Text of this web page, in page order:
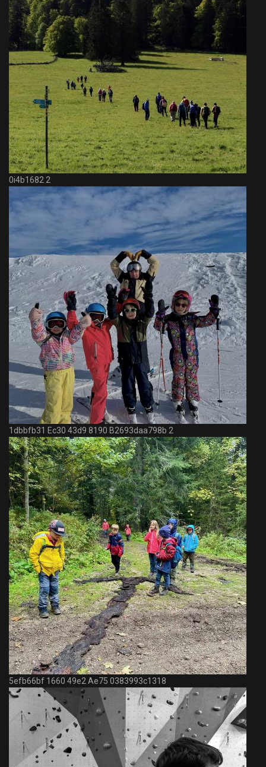
0i4b1682 2
1dbbfb31 Ec30 43d9 8190 B2693daa798b 2
5efb66bf 1660 49e2 Ae75 0383993c1318